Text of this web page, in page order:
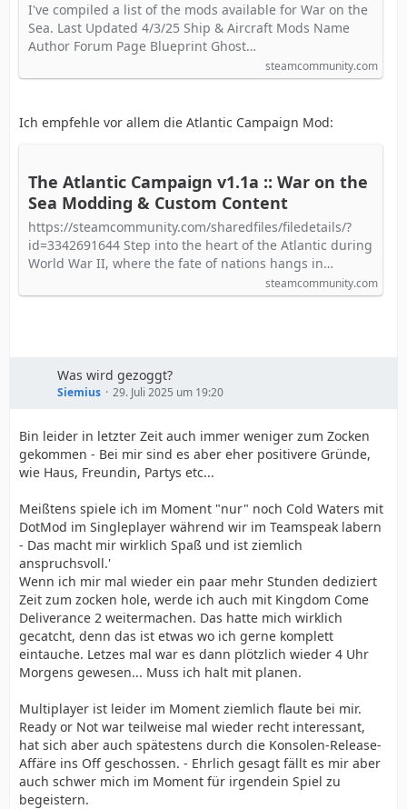
I've compiled a list of the mods available for War on the
Sea. Last Updated 4/3/25 Ship & Aircraft Mods Name
Author Forum Page Blueprint Ghost…
steamcommunity.com
Ich empfehle vor allem die Atlantic Campaign Mod:
The Atlantic Campaign v1.1a :: War on the
Sea Modding & Custom Content
https://steamcommunity.com/sharedfiles/filedetails/?
id=3342691644 Step into the heart of the Atlantic during
World War II, where the fate of nations hangs in…
steamcommunity.com
Was wird gezoggt?
Siemius 29. Juli 2025 um 19:20
Bin leider in letzter Zeit auch immer weniger zum Zocken
gekommen - Bei mir sind es aber eher positivere Gründe,
wie Haus, Freundin, Partys etc...
Meißtens spiele ich im Moment "nur" noch Cold Waters mit
DotMod im Singleplayer während wir im Teamspeak labern
- Das macht mir wirklich Spaß und ist ziemlich
anspruchsvoll.'
Wenn ich mir mal wieder ein paar mehr Stunden dediziert
Zeit zum zocken hole, werde ich auch mit Kingdom Come
Deliverance 2 weitermachen. Das hatte mich wirklich
gecatcht, denn das ist etwas wo ich gerne komplett
eintauche. Letzes mal war es dann plötzlich wieder 4 Uhr
Morgens gewesen... Muss ich halt mit planen.
Multiplayer ist leider im Moment ziemlich flaute bei mir.
Ready or Not war teilweise mal wieder recht interessant,
hat sich aber auch spätestens durch die Konsolen-Release-
Affäre ins Off geschossen. - Ehrlich gesagt fällt es mir aber
auch schwer mich im Moment für irgendein Spiel zu
begeistern.